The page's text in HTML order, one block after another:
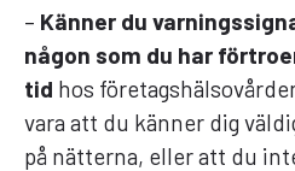
– Känner du
någon som du har
tid hos
vara att du känner dig
på nätterna, eller att du